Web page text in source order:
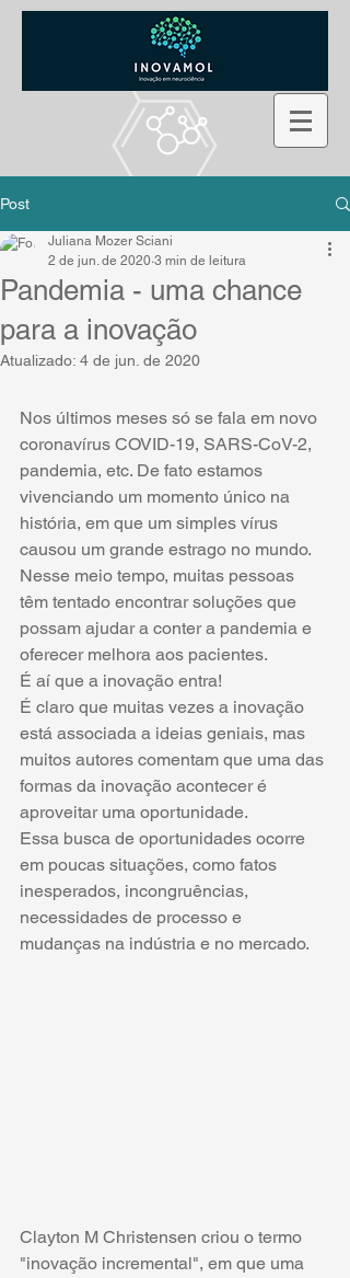
Post
Pandemia - uma chance
para a inovação
Juliana Mozer Sciani
2 de jun. de 2020 3 min de leitura
Atualizado: 4 de jun. de 2020
Nos últimos meses só se fala em novo
coronavírus COVID-19, SARS-CoV-2,
pandemia, etc. De fato estamos
vivenciando um momento único na
história, em que um simples vírus
causou um grande estrago no mundo.
Nesse meio tempo, muitas pessoas
têm tentado encontrar soluções que
possam ajudar a conter a pandemia e
oferecer melhora aos pacientes.
É aí que a inovação entra!
É claro que muitas vezes a inovação
está associada a ideias geniais, mas
muitos autores comentam que uma das
formas da inovação acontecer é
aproveitar uma oportunidade.
Essa busca de oportunidades ocorre
em poucas situações, como fatos
inesperados, incongruências,
necessidades de processo e
mudanças na indústria e no mercado.
Clayton M Christensen criou o termo
"inovação incremental", em que uma